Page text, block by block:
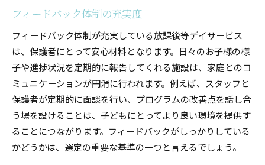
フィードバック体制の充実度
フィードバック体制が充実している放課後等デイサービス
は、保護者にとって安心材料となります。日々のお子様の様
子や進捗状況を定期的に報告してくれる施設は、家庭とのコ
ミュニケーションが円滑に行われます。例えば、スタッフと
保護者が定期的に面談を行い、プログラムの改善点を話し合
う場を設けることは、子どもにとってより良い環境を提供す
ることにつながります。フィードバックがしっかりしている
かどうかは、選定の重要な基準の一つと言えるでしょう。